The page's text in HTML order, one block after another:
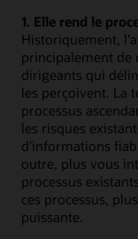
1. Elle rend le
Historiquement,
principalement de
dirigeants qui
les perçoivent. La
processus
les risques
d’informations
outre, plus vous
processus
ces processus,
puissante.